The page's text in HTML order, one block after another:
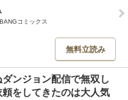
コミックス
無料立読み
ンジョン配信で無双し
をしてきたのは大人気